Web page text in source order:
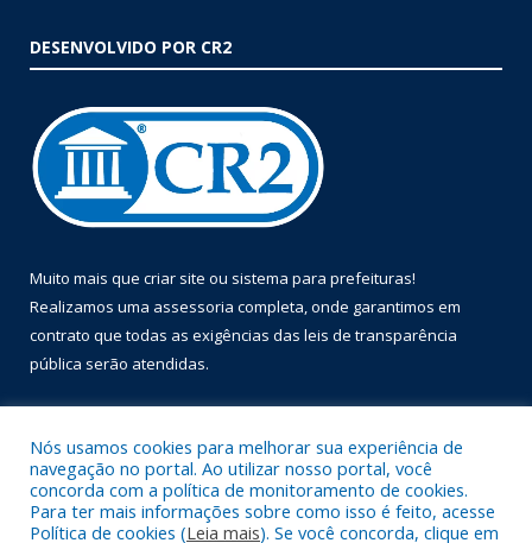
DESENVOLVIDO POR CR2
Muito mais que criar site ou sistema para prefeituras!
Realizamos uma assessoria completa, onde garantimos em
contrato que todas as exigências das leis de transparência
pública serão atendidas.
Nós usamos cookies para melhorar sua experiência de
navegação no portal. Ao utilizar nosso portal, você
concorda com a política de monitoramento de cookies.
Para ter mais informações sobre como isso é feito, acesse
Política de cookies (Leia mais). Se você concorda, clique em